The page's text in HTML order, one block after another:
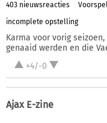
403 nieuwsreacties
incomplete opstelling
Karma voor vorig
genaaid werden en die
+4/-0
Ajax E-zine